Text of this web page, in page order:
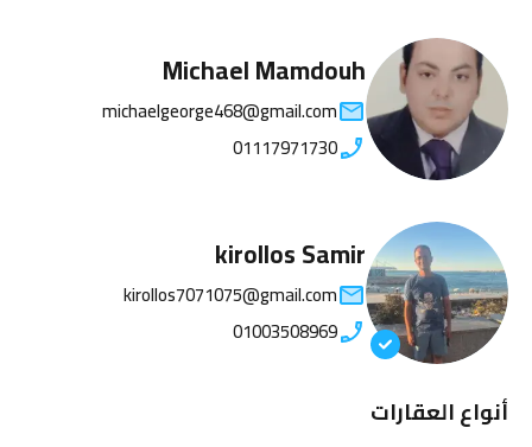
Michael Mamdouh
michaelgeorge468@gmail.com
01117971730
kirollos Samir
kirollos7071075@gmail.com
01003508969
أنواع العقارات